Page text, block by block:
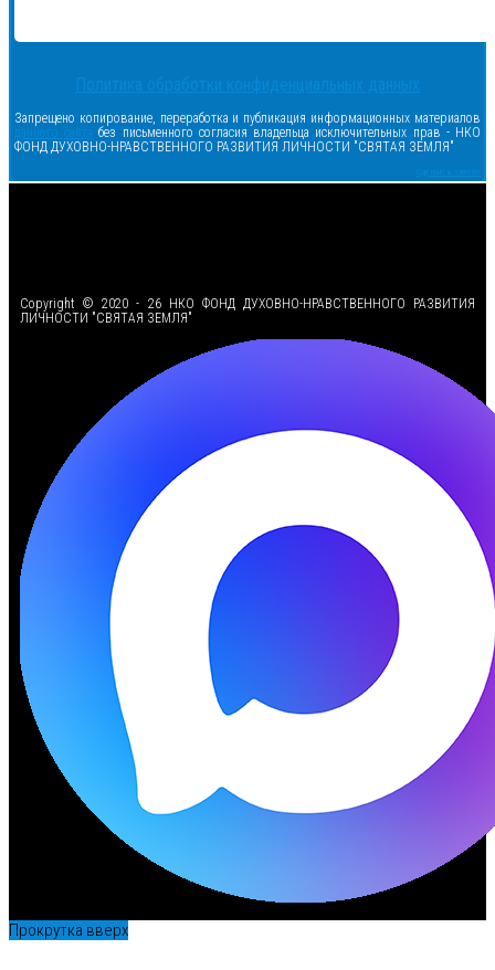
Политика обработки конфиденциальных данных
Запрещено копирование, переработка и публикация информационных материалов
данного сайта без письменного согласия владельца исключительных прав - НКО
ФОНД ДУХОВНО-НРАВСТВЕННОГО РАЗВИТИЯ ЛИЧНОСТИ "СВЯТАЯ ЗЕМЛЯ"
Сделано в samsite
Copyright © 2020 - 26 НКО ФОНД ДУХОВНО-НРАВСТВЕННОГО РАЗВИТИЯ
ЛИЧНОСТИ "СВЯТАЯ ЗЕМЛЯ"
Прокрутка вверх